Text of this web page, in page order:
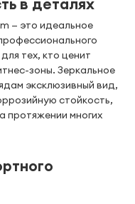
в деталях
— это идеальное
тех, кто ценит
зоны. Зеркальное
эксклюзивный вид,
стойкость,
протяжении многих